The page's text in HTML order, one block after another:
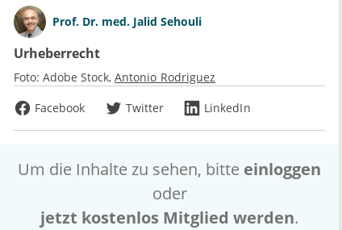
Prof. Dr. med. Jalid Sehouli
Urheberrecht
Foto: Adobe Stock Antonio Rodriguez
Facebook
Twitter LinkedIn
Um die Inhalte zu sehen, bitte einloggen
oder
jetzt kostenlos Mitglied werden.